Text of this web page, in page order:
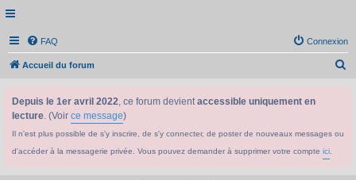
FAQ Connexion
Accueil du forum
Depuis le 1er avril 2022, ce forum devientaccessible uniquement en
lecture. (Voir ce message)
Il n'est plus possible de s'y inscrire, de s'y connecter, de poster de nouveaux messages ou
d'accéder à la messagerie privée. Vous pouvez demander à supprimer votre compte ici